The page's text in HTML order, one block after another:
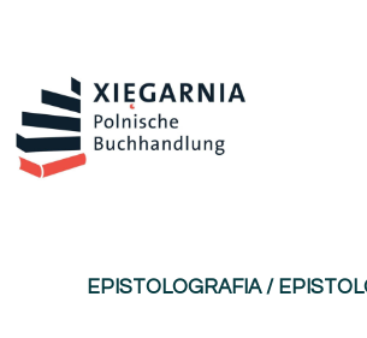
EPISTOLOGRAFIA /